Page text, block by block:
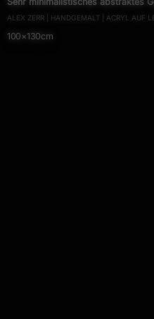
zeitgenössisch rot weiß
ALEX ZERR | HANDGEMALT | ACRYL AUF
100×130cm